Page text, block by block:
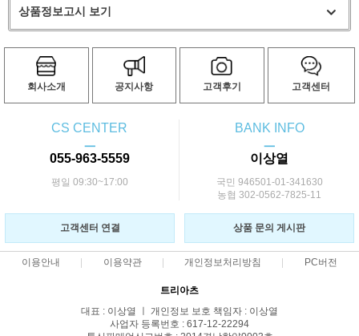
상품정보고시 보기
회사소개 공지사항 고객후기 고객센터
CS CENTER
ㅡ
055-963-5559
평일 09:30~17:00
BANK INFO
ㅡ
이상열
국민 946501-01-341630
농협 302-0562-7825-11
고객센터 연결 상품 문의 게시판
이용안내 이용약관 개인정보처리방침 PC버전
트리아츠
대표 : 이상열 ㅣ 개인정보 보호 책임자 : 이상열
사업자 등록번호 : 617-12-22294